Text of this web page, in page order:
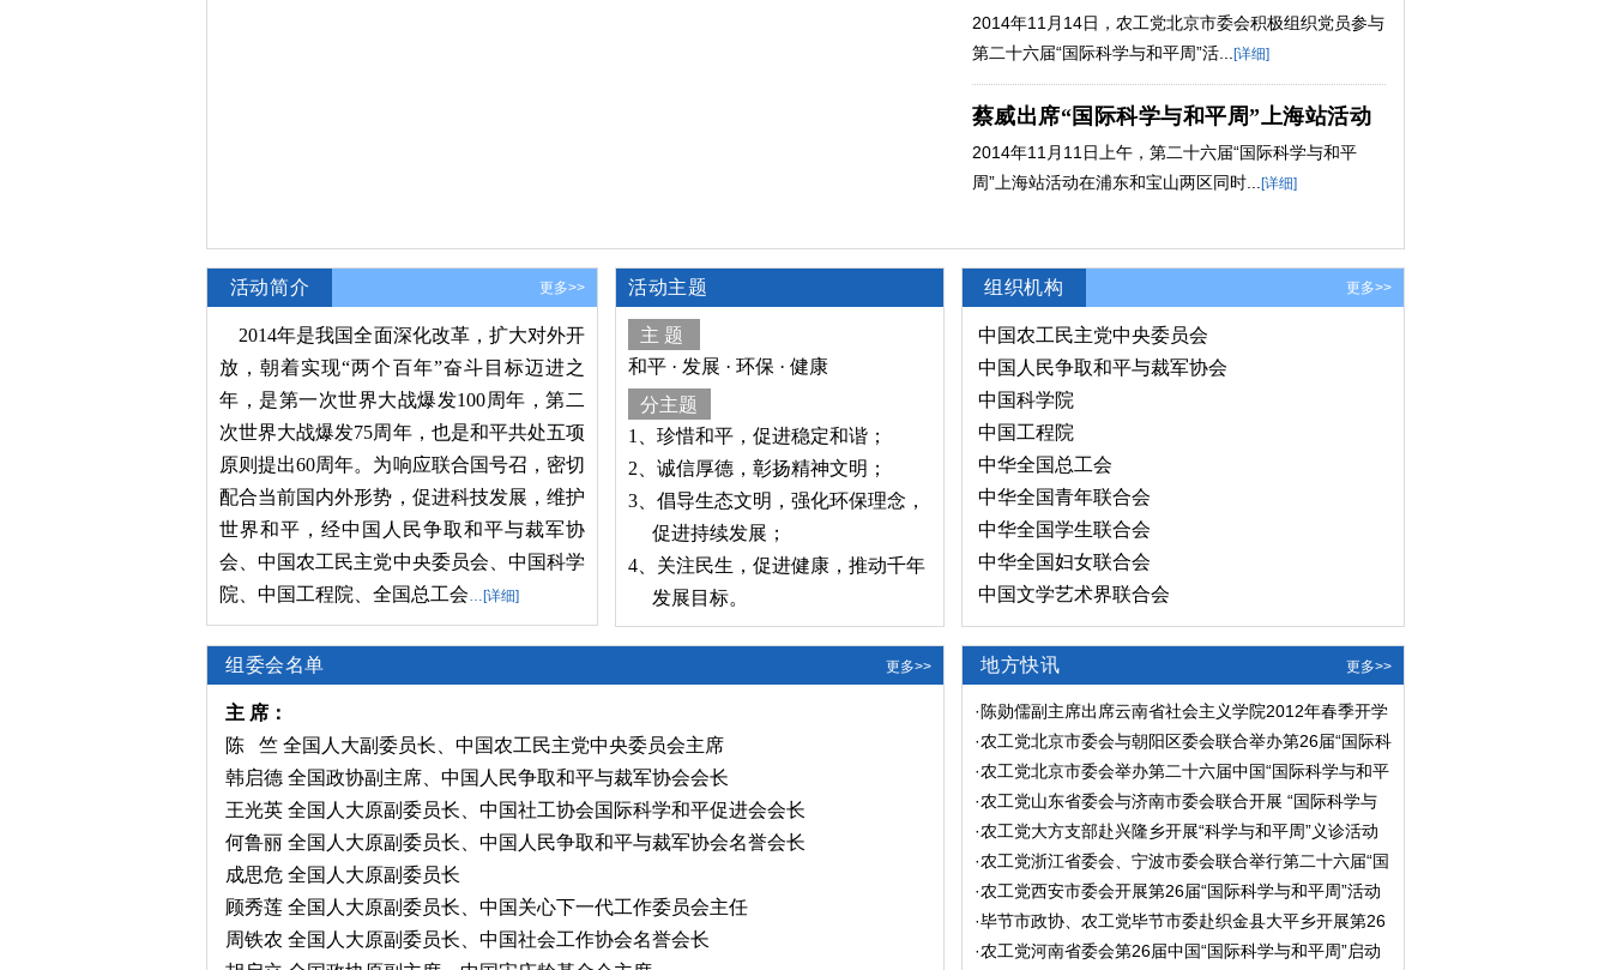
2014年11月14日，农工党北京市委会积极组织党员参与
第二十六届“国际科学与和平周”活...
[详细]
蔡威出席“国际科学与和平周”上海站活动
2014年11月11日上午，第二十六届“国际科学与和平
周”上海站活动在浦东和宝山两区同时...
[详细]
活动简介 更多>>
2014年是我国全面深化改革，扩大对外开
放，朝着实现“两个百年”奋斗目标迈进之
年，是第一次世界大战爆发100周年，第二
次世界大战爆发75周年，也是和平共处五项
原则提出60周年。为响应联合国号召，密切
配合当前国内外形势，促进科技发展，维护
世界和平，经中国人民争取和平与裁军协
会、中国农工民主党中央委员会、中国科学
院、中国工程院、全国总工会…[详细]
活动主题
主 题
和平 · 发展 · 环保 · 健康
分主题
1、珍惜和平，促进稳定和谐；
2、诚信厚德，彰扬精神文明；
3、倡导生态文明，强化环保理念，
促进持续发展；
4、关注民生，促进健康，推动千年
发展目标。
组织机构 更多>>
中国农工民主党中央委员会
中国人民争取和平与裁军协会
中国科学院
中国工程院
中华全国总工会
中华全国青年联合会
中华全国学生联合会
中华全国妇女联合会
中国文学艺术界联合会
组委会名单 更多>>
主 席：
陈 竺 全国人大副委员长、中国农工民主党中央委员会主席
韩启德 全国政协副主席、中国人民争取和平与裁军协会会长
王光英 全国人大原副委员长、中国社工协会国际科学和平促进会会长
何鲁丽 全国人大原副委员长、中国人民争取和平与裁军协会名誉会长
成思危 全国人大原副委员长
顾秀莲 全国人大原副委员长、中国关心下一代工作委员会主任
周铁农 全国人大原副委员长、中国社会工作协会名誉会长
地方快讯 更多>>
· 陈勋儒副主席出席云南省社会主义学院2012年春季开学
典礼
·农工党北京市委会与朝阳区委会联合举办第26届“国际科
学与和平周”主题活动
·农工党北京市委会举办第二十六届中国“国际科学与和平
周”活动
·农工党山东省委会与济南市委会联合开展 “国际科学与
和平周”义诊活动
·农工党大方支部赴兴隆乡开展“科学与和平周”义诊活动
·农工党浙江省委会、宁波市委会联合举行第二十六届“国
际科学与和平周”活动
·农工党西安市委会开展第26届“国际科学与和平周”活动
·毕节市政协、农工党毕节市委赴织金县大平乡开展第26
届“国际与科学和平周”活动
·农工党河南省委会第26届中国“国际科学与和平周”启动